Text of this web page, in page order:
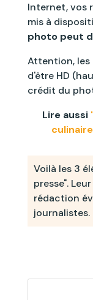
Internet, vos
mis à
photo peut
Attention,
d'être HD
crédit du
Lire aussi
Voilà les 3
presse".
rédaction
journalistes.